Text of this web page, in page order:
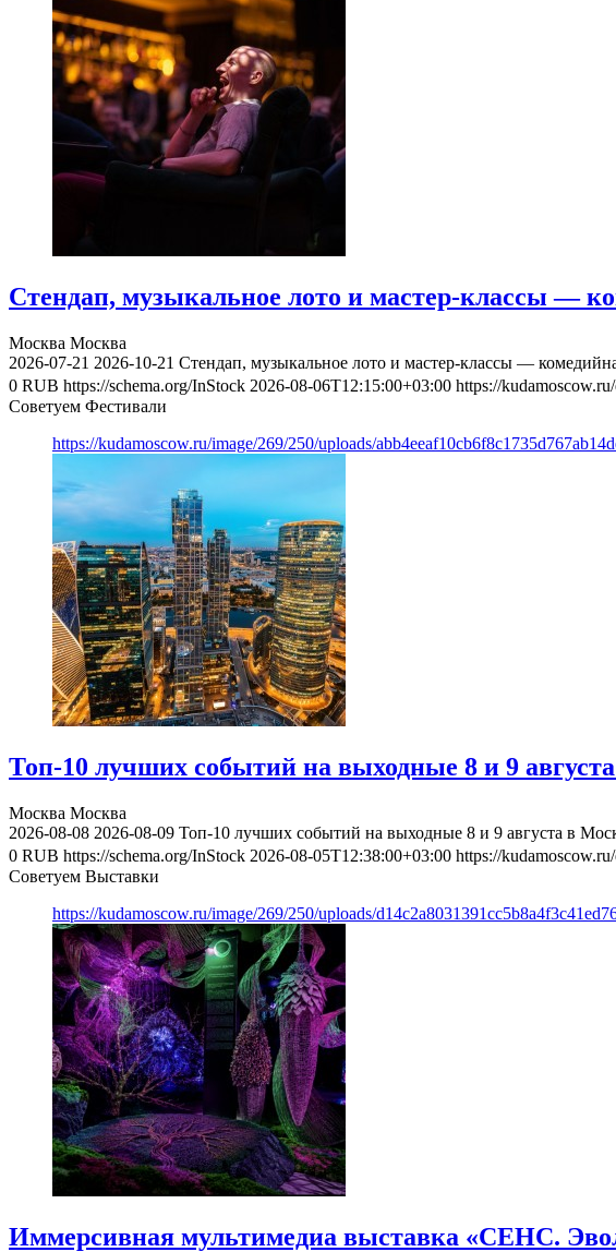
Стендап, музыкальное лото и мастер-классы —
Москва Москва
2026-07-21 2026-10-21 Стендап, музыкальное лото и мастер-классы —
0 RUB https://schema.org/InStock 2026-08-06T12:15:00+03:00 https://
Советуем Фестивали
https://kudamoscow.ru/image/269/250/uploads/
Топ-10 лучших событий на выходные 8 и 9
Москва Москва
2026-08-08 2026-08-09 Топ-10 лучших событий на выходные 8 и 9 августа в
0 RUB https://schema.org/InStock 2026-08-05T12:38:00+03:00 https://
Советуем Выставки
https://kudamoscow.ru/image/269/250/uploads/
Иммерсивная мультимедиа выставка «СЕНС.